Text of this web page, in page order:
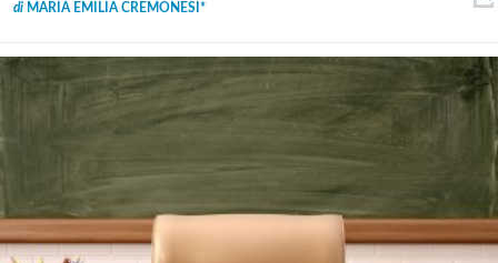
di MARIA EMILIA CREMONESI*